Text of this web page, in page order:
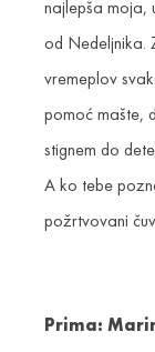
najlepša moja,
od Nedeljnika.
vremeplov
pomoć mašte,
stignem do
A ko tebe
požrtvovani
Prima: